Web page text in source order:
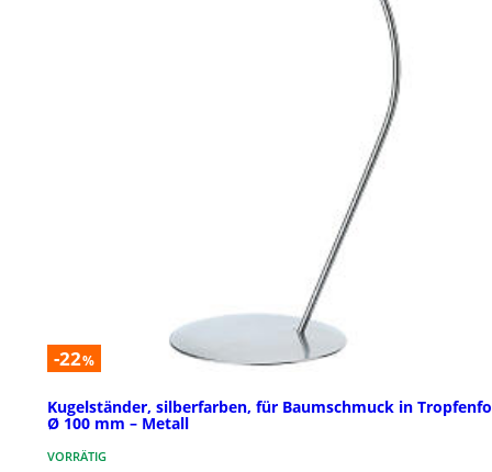
-22%
Kugelständer, silberfarben, für Baumschmuck in
Ø 100 mm – Metall
VORRÄTIG